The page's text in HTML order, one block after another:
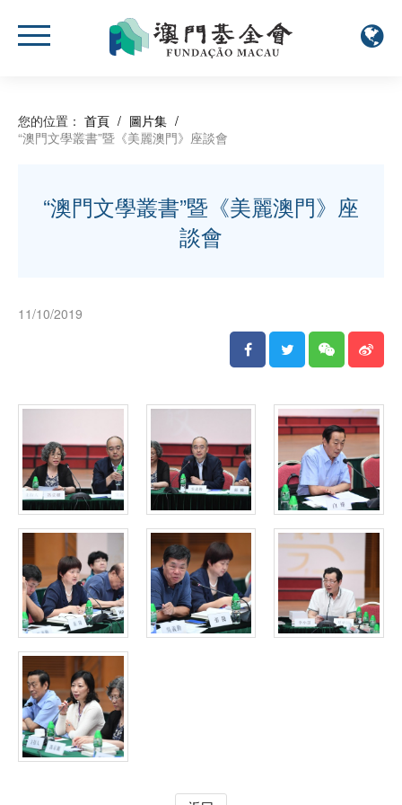
您的位置： 首頁 / 圖片集 /
“澳門文學叢書”暨《美麗澳門》座談會
“澳門文學叢書”暨《美麗澳門》座
談會
11/10/2019